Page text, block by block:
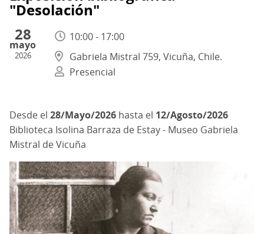
"Desolación"
28
mayo
2026
10:00 - 17:00
Gabriela Mistral 759, Vicuña, Chile.
Presencial
28/Mayo/2026 hasta el 12/Agosto/2026
Biblioteca Isolina Barraza de Estay - Museo Gabriela
Mistral de Vicuña